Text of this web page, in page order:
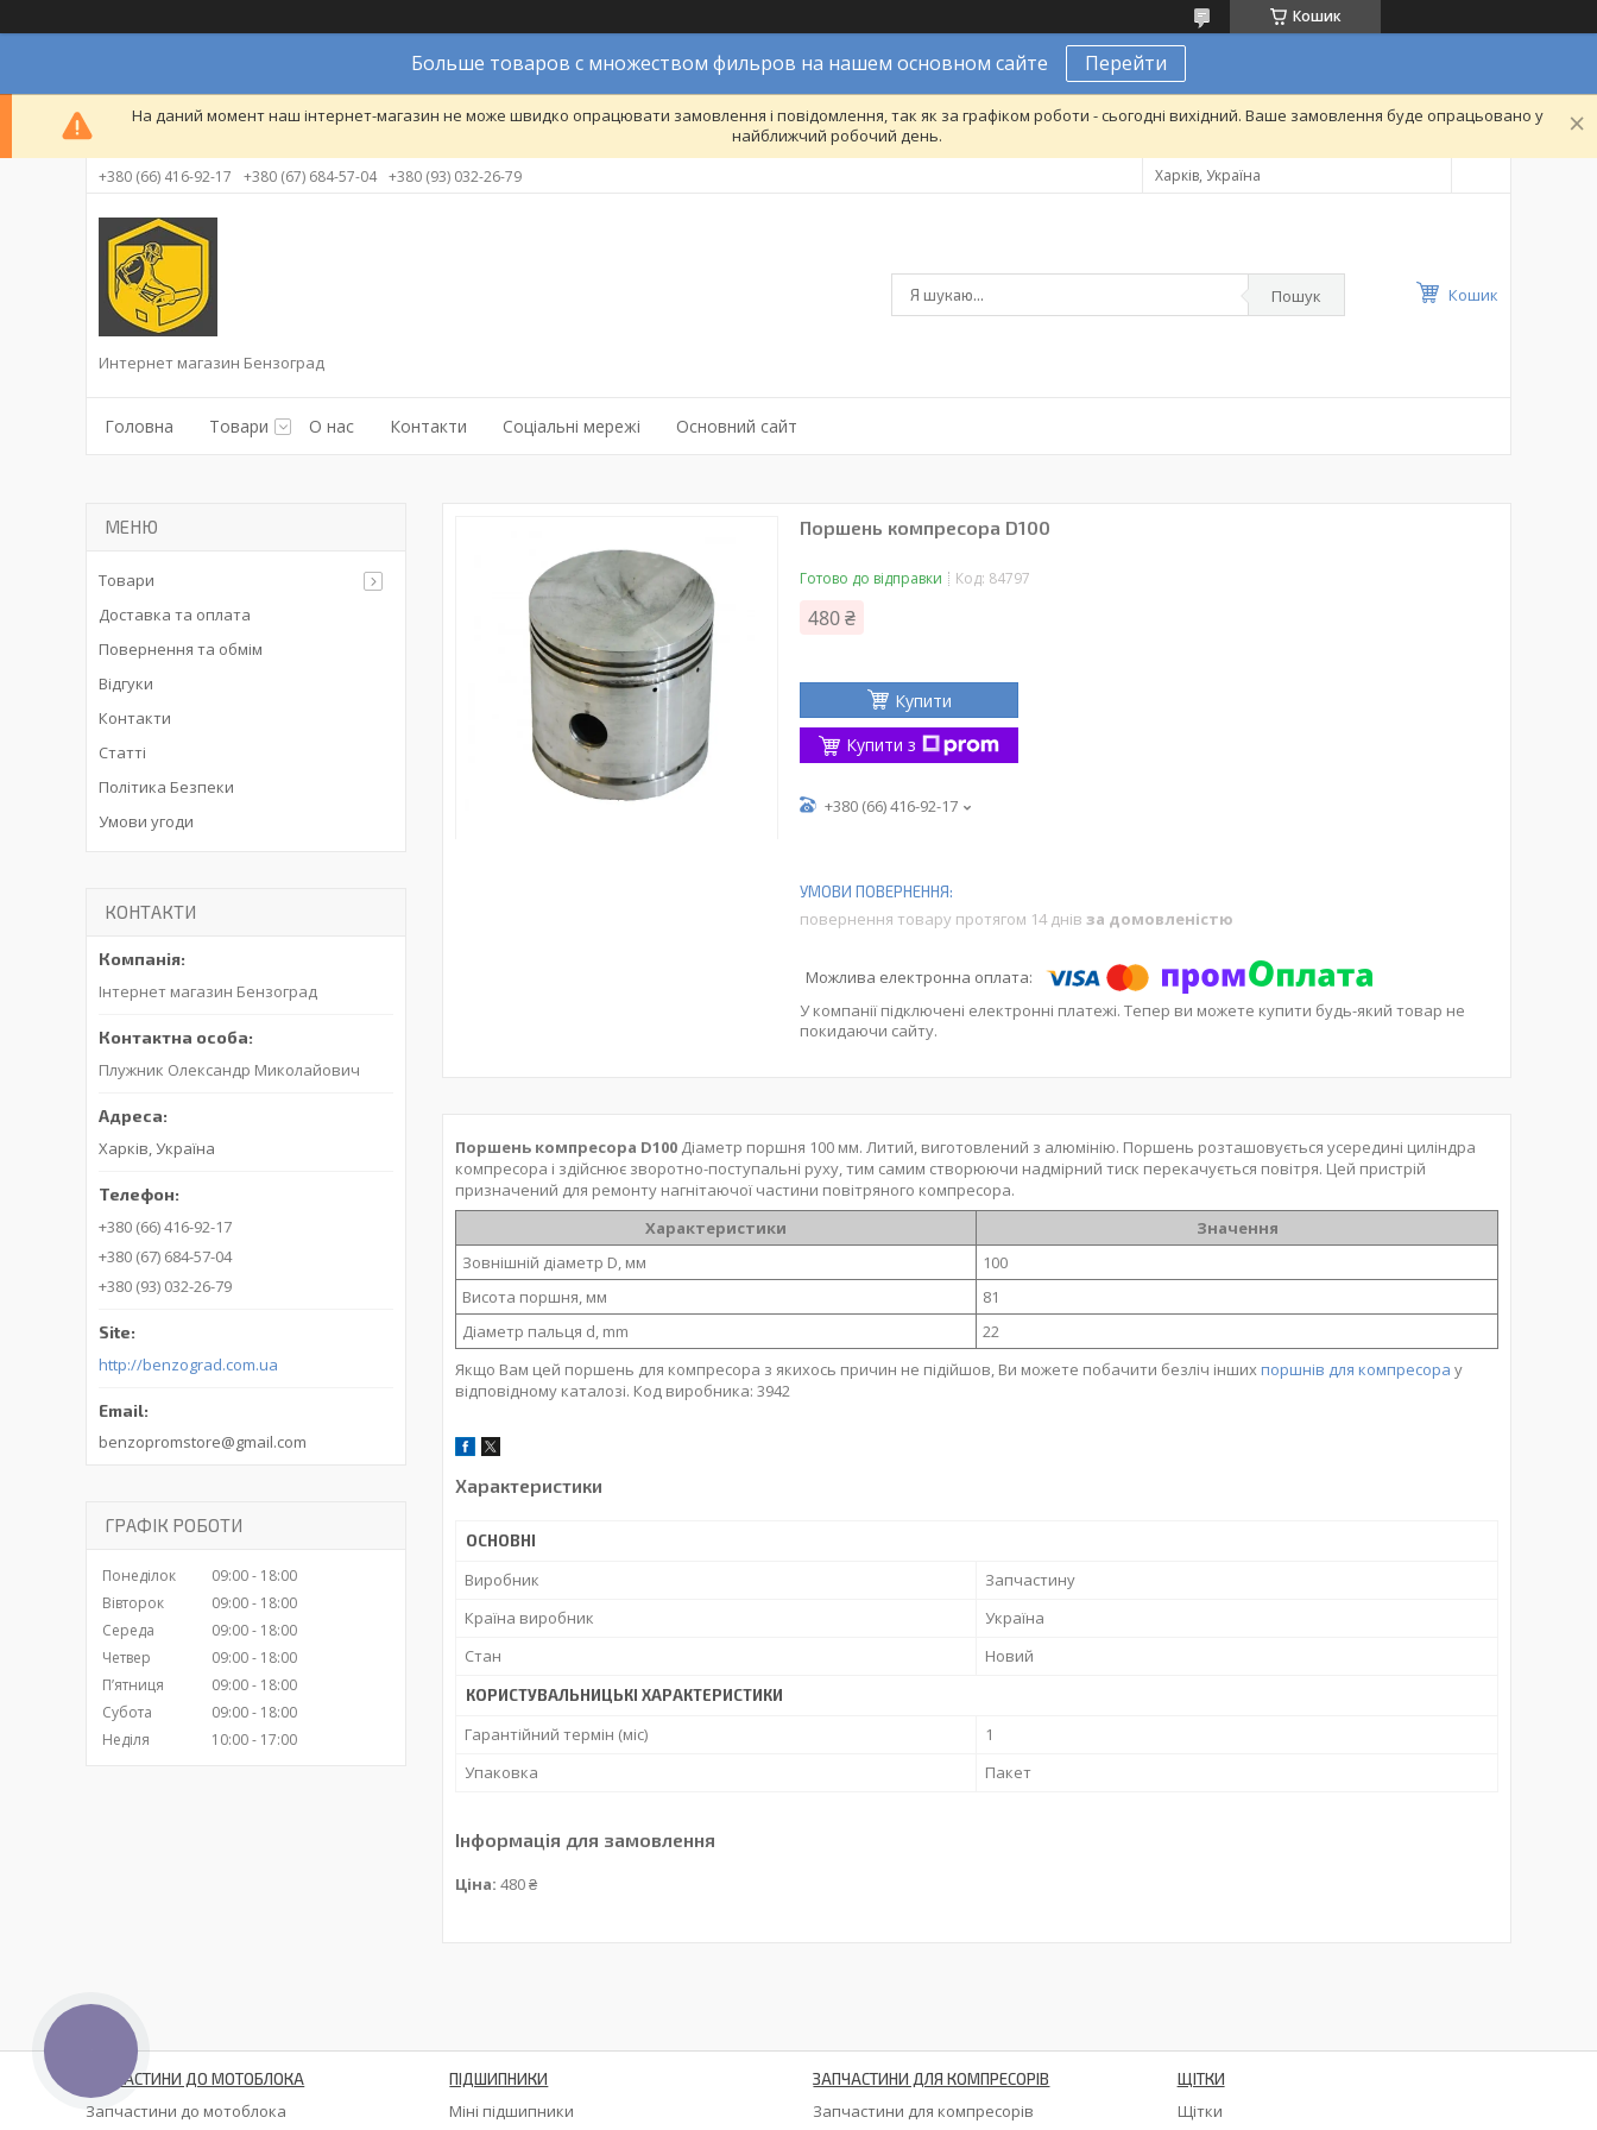
Кошик
Больше товаров с множеством фильров на нашем основном сайте Перейти
На даний момент наш інтернет-магазин не може швидко опрацювати замовлення і повідомлення, так як за графіком роботи - сьогодні вихідний. Ваше замовлення буде опрацьовано у
найближчий робочий день.
+380 (66) 416-92-17 +380 (67) 684-57-04 +380 (93) 032-26-79 Харків, Україна
Интернет магазин Бензоград
Пошук Кошик
Головна Товари О нас Контакти Соціальні мережі Основний сайт
Поршень компресора D100
Готово до відправки Код: 84797
480 ₴
Купити
Купити з
+380 (66) 416-92-17
повернення товару протягом 14 днів за домовленістю
У компанії підключені електронні платежі. Тепер ви можете купити будь-який товар не
покидаючи сайту.
Поршень компресора D100 Діаметр поршня 100 мм. Литий, виготовлений з алюмінію. Поршень розташовується усередині циліндра
компресора і здійснює зворотно-поступальні руху, тим самим створюючи надмірний тиск перекачується повітря. Цей пристрій
призначений для ремонту нагнітаючої частини повітряного компресора.
Характеристики
Значення
Зовнішній діаметр D, мм
100
Висота поршня, мм
81
Діаметр пальця d, mm
22
Якщо Вам цей поршень для компресора з якихось причин не підійшов, Ви можете побачити безліч іншихпоршнів для компресора у
відповідному каталозі. Код виробника: 3942
Характеристики
ОСНОВНІ
Виробник
Запчастину
Країна виробник
Україна
Стан
Новий
КОРИСТУВАЛЬНИЦЬКІ ХАРАКТЕРИСТИКИ
Гарантійний термін (міс)
1
Упаковка
Пакет
Інформація для замовлення
Ціна: 480 ₴
Товари
Доставка та оплата
Повернення та обмім
Відгуки
Контакти
Статті
Політика Безпеки
Умови угоди
КОНТАКТИ
Інтернет магазин Бензоград
Плужник Олександр Миколайович
Харків, Україна
+380 (66) 416-92-17
+380 (67) 684-57-04
+380 (93) 032-26-79
http://benzograd.com.ua
benzopromstore@gmail.com
ГРАФІК РОБОТИ
Понеділок 09:00
18:00
Вівторок
09:00
18:00
Середа
09:00
18:00
Четвер
09:00
18:00
Пʼятниця
09:00
18:00
Субота
09:00
18:00
Неділя
10:00 17:00
ЗАПЧАСТИНИ ДО МОТОБЛОКА
Запчастини до мотоблока
ПІДШИПНИКИ
Міні підшипники
ЗАПЧАСТИНИ ДЛЯ КОМПРЕСОРІВ
Запчастини для компресорів
ЩІТКИ
Щітки